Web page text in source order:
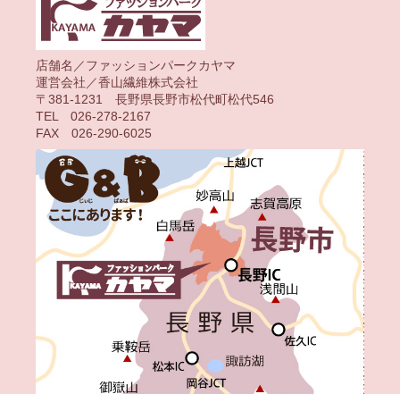
店舗名／ファッションパークカヤマ
運営会社／香山繊維株式会社
〒381-1231 長野県長野市松代町松代546
TEL 026-278-2167
FAX 026-290-6025